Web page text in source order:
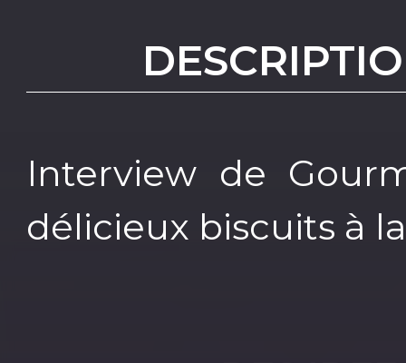
Interview de
délicieux biscuits à